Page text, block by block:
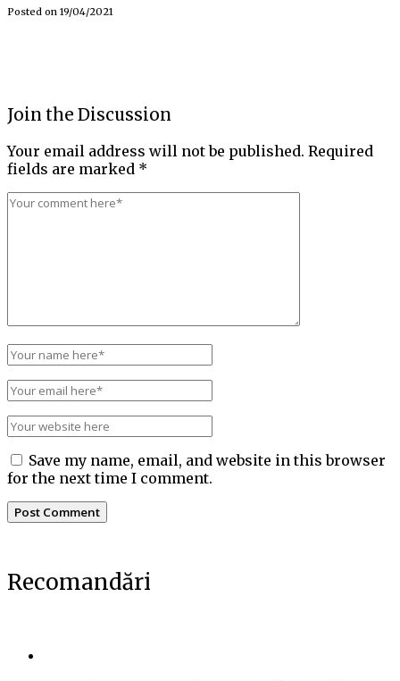
Posted on 19/04/2021
Join the Discussion
Your email address will not be published. Required
fields are marked *
Save my name, email, and website in this browser
for the next time I comment.
Recomandări